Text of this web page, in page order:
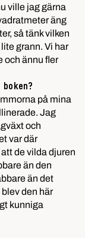
ville jag gärna
äng
så tänk vilken
grann. Vi har
och ännu fler
på mina
Jag
och
var där
de vilda djuren
än den
än det
den här
kunniga